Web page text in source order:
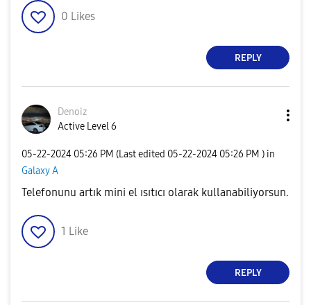
0 Likes
REPLY
Denoiz
Active Level 6
‎05-22-2024 05:26 PM (Last edited ‎05-22-2024 05:26 PM ) in
Galaxy A
Telefonunu artık mini el ısıtıcı olarak kullanabiliyorsun.
1 Like
REPLY